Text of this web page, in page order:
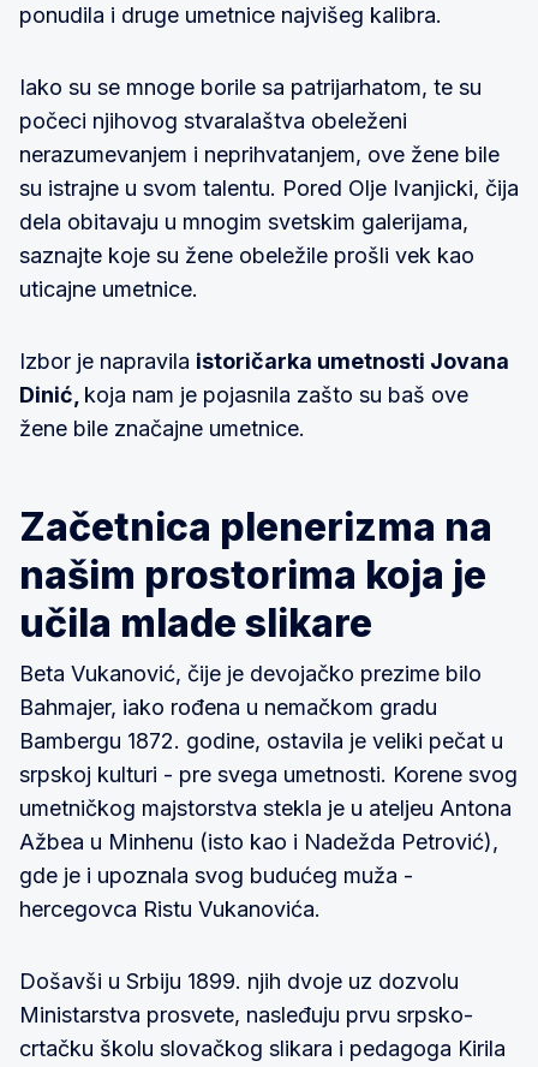
ponudila i druge umetnice najvišeg kalibra.
Iako su se mnoge borile sa patrijarhatom, te su
počeci njihovog stvaralaštva obeleženi
nerazumevanjem i neprihvatanjem, ove žene bile
su istrajne u svom talentu. Pored Olje Ivanjicki, čija
dela obitavaju u mnogim svetskim galerijama,
saznajte koje su žene obeležile prošli vek kao
uticajne umetnice.
Izbor je napravila istoričarka umetnosti Jovana
Dinić, koja nam je pojasnila zašto su baš ove
žene bile značajne umetnice.
Začetnica plenerizma na
našim prostorima koja je
učila mlade slikare
Beta Vukanović, čije je devojačko prezime bilo
Bahmajer, iako rođena u nemačkom gradu
Bambergu 1872. godine, ostavila je veliki pečat u
srpskoj kulturi - pre svega umetnosti. Korene svog
umetničkog majstorstva stekla je u ateljeu Antona
Ažbea u Minhenu (isto kao i Nadežda Petrović),
gde je i upoznala svog budućeg muža -
hercegovca Ristu Vukanovića.
Došavši u Srbiju 1899. njih dvoje uz dozvolu
Ministarstva prosvete, nasleđuju prvu srpsko-
crtačku školu slovačkog slikara i pedagoga Kirila